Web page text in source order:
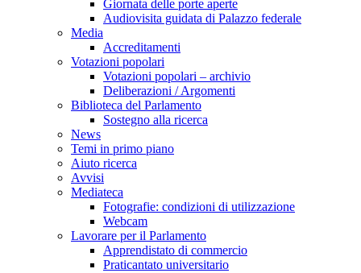
Giornata delle porte aperte
Audiovisita guidata di Palazzo federale
Media
Accreditamenti
Votazioni popolari
Votazioni popolari – archivio
Deliberazioni / Argomenti
Biblioteca del Parlamento
Sostegno alla ricerca
News
Temi in primo piano
Aiuto ricerca
Avvisi
Mediateca
Fotografie: condizioni di utilizzazione
Webcam
Lavorare per il Parlamento
Apprendistato di commercio
Praticantato universitario